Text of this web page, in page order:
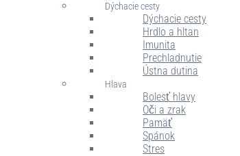
Dýchacie cesty
Dýchacie cesty
Hrdlo a hltan
Imunita
Prechladnutie
Ústna dutina
Hlava
Bolesť hlavy
Oči a zrak
Pamäť
Spánok
Stres